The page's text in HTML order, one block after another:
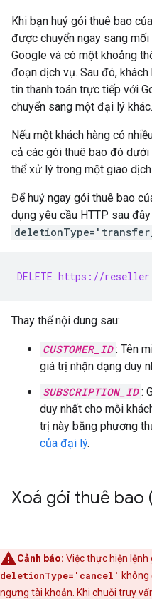
Khi bạn huỷ gói thuê bao
được chuyển ngay sang
Google và có một khoảng
đoạn dịch vụ. Sau đó,
tin thanh toán trực tiếp với
chuyển sang một đại lý khác.
Nếu một khách hàng có
cả các gói thuê bao đó
thể xử lý trong một giao dịch.
Để huỷ ngay gói thuê bao
dụng yêu cầu HTTP sau
DELETE https://
Thay thế nội dung sau:
CUSTOMER_ID : Tên
giá trị nhận dạng duy
SUBSCRIPTION_ID :
duy nhất cho mỗi
trị này bằng phương
của đại lý.
Xoá gói thuê bao
Cảnh báo: Việc thực hiện lệnh
deletionType='cancel'
ngưng tài khoản. Khi chuỗi truy